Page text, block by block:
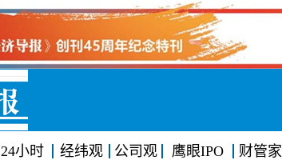
24小时 经纬观 公司观 鹰眼IPO 财管家